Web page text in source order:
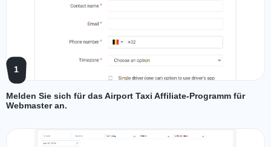
1
Melden Sie sich für das Airport Taxi Affiliate-Programm für
Webmaster an.